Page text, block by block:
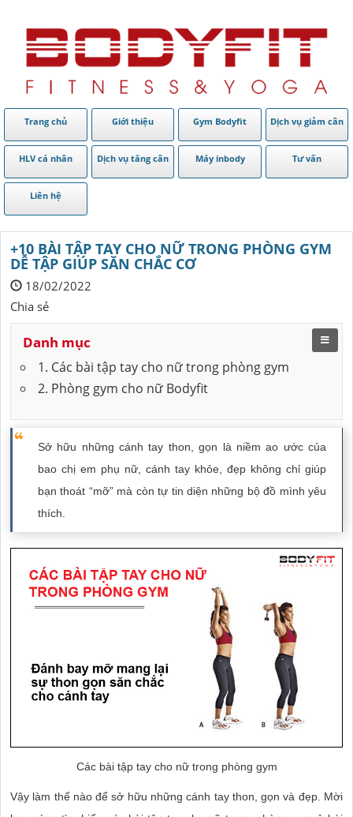
Trang chủ Giới thiệu Gym Bodyfit Dịch vụ giảm cân
HLV cá nhân Dịch vụ tăng cân Máy inbody Tư vấn
Liên hệ
+10 BÀI TẬP TAY CHO NỮ TRONG PHÒNG GYM
DỄ TẬP GIÚP SĂN CHẮC CƠ
18/02/2022
Chia sẻ
Danh mục
1. Các bài tập tay cho nữ trong phòng gym
2. Phòng gym cho nữ Bodyfit
Sở hữu những cánh tay thon, gọn là niềm ao ước của
bao chị em phụ nữ, cánh tay khỏe, đẹp không chỉ giúp
bạn thoát “mỡ” mà còn tự tin diện những bộ đồ mình yêu
thích.
Các bài tập tay cho nữ trong phòng gym
Vậy làm thế nào để sở hữu những cánh tay thon, gọn và đẹp. Mời